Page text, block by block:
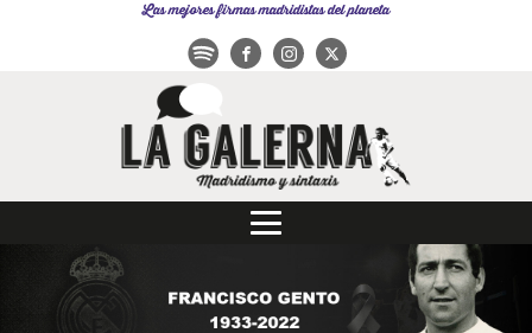
Las mejores firmas madridistas del planeta